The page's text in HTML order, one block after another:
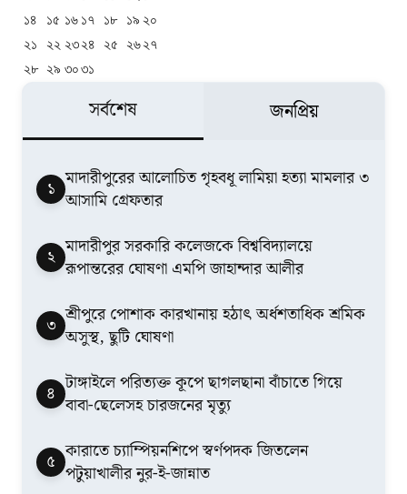
১৪
১৫ ১৬ ১৭ ১৮ ১৯ ২০
২১
২২ ২৩২৪ ২৫ ২৬২৭
২৮ ২৯ ৩০৩১
সর্বশেষ জনপ্রিয়
১ মাদারীপুরের আলোচিত গৃহবধূ লামিয়া হত্যা মামলার ৩
আসামি গ্রেফতার
২ মাদারীপুর সরকারি কলেজকে বিশ্ববিদ্যালয়ে
রূপান্তরের ঘোষণা এমপি জাহান্দার আলীর
৩ শ্রীপুরে পোশাক কারখানায় হঠাৎ অর্ধশতাধিক শ্রমিক
অসুস্থ, ছুটি ঘোষণা
৪ টাঙ্গাইলে পরিত্যক্ত কূপে ছাগলছানা বাঁচাতে গিয়ে
বাবা-ছেলেসহ চারজনের মৃত্যু
৫ কারাতে চ্যাম্পিয়নশিপে স্বর্ণপদক জিতলেন
পটুয়াখালীর নুর-ই-জান্নাত